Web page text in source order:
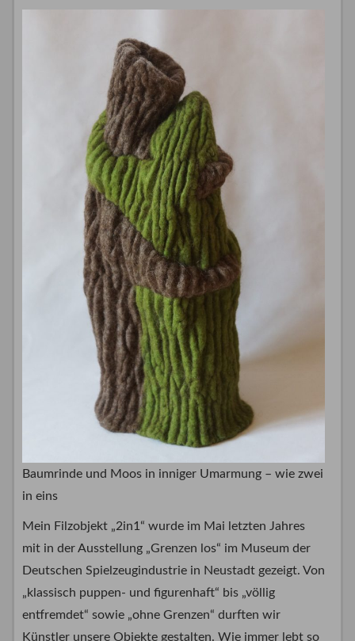
Baumrinde und Moos in inniger Umarmung – wie zwei
in eins
Mein Filzobjekt „2in1“ wurde im Mai letzten Jahres
mit in der Ausstellung „Grenzen los“ im Museum der
Deutschen Spielzeugindustrie in Neustadt gezeigt. Von
„klassisch puppen- und figurenhaft“ bis „völlig
entfremdet“ sowie „ohne Grenzen“ durften wir
Künstler unsere Objekte gestalten. Wie immer lebt so